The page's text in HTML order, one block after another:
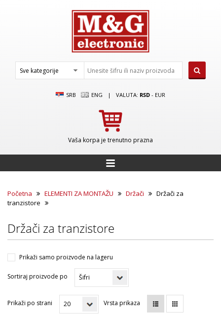
SRB ENG | VALUTA: RSD - EUR
Vaša korpa je trenutno prazna
Početna ELEMENTI ZA MONTAŽU Držači
Držači za
tranzistore
Držači za tranzistore
Prikaži samo proizvode na lageru
Sortiraj proizvode po
Prikaži po strani Vrsta prikaza